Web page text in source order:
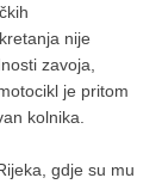
nije
zavoja,
je pritom
kolnika.
gdje su mu